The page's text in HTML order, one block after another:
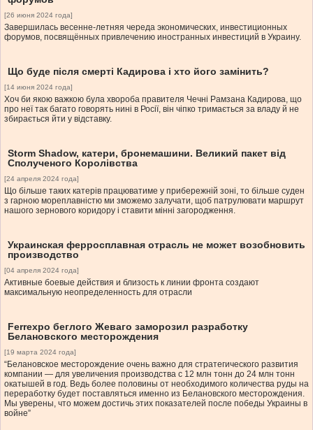
[26 июня 2024 года]
Завершилась весенне-летняя череда экономических, инвестиционных
форумов, посвящённых привлечению иностранных инвестиций в Украину.
Що буде після смерті Кадирова і хто його замінить?
[14 июня 2024 года]
Хоч би якою важкою була хвороба правителя Чечні Рамзана Кадирова, що
про неї так багато говорять нині в Росії, він чіпко тримається за владу й не
збирається йти у відставку.
​Storm Shadow, катери, бронемашини. Великий пакет від
Сполученого Королівства
[24 апреля 2024 года]
Що більше таких катерів працюватиме у прибережній зоні, то більше суден
з гарною мореплавністю ми зможемо залучати, щоб патрулювати маршрут
нашого зернового коридору і ставити мінні загородження.
Украинская ферросплавная отрасль не может возобновить
производство
[04 апреля 2024 года]
Активные боевые действия и близость к линии фронта создают
максимальную неопределенность для отрасли
Ferrexpo беглого Жеваго заморозил разработку
Белановского месторождения
[19 марта 2024 года]
“Белановское месторождение очень важно для стратегического развития
компании — для увеличения производства с 12 млн тонн до 24 млн тонн
окатышей в год. Ведь более половины от необходимого количества руды на
переработку будет поставляться именно из Белановского месторождения.
Мы уверены, что можем достичь этих показателей после победы Украины в
войне”